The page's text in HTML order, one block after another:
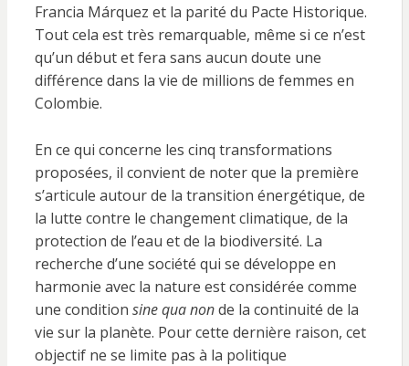
Francia Márquez et la parité du Pacte Historique.
Tout cela est très remarquable, même si ce n’est
qu’un début et fera sans aucun doute une
différence dans la vie de millions de femmes en
Colombie.
En ce qui concerne les cinq transformations
proposées, il convient de noter que la première
s’articule autour de la transition énergétique, de
la lutte contre le changement climatique, de la
protection de l’eau et de la biodiversité. La
recherche d’une société qui se développe en
harmonie avec la nature est considérée comme
une condition sine qua nonde la continuité de la
vie sur la planète. Pour cette dernière raison, cet
objectif ne se limite pas à la politique